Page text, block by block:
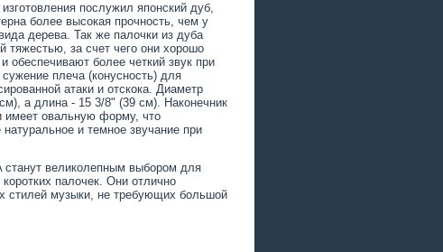
послужил японский дуб,
более высокая прочность, чем у
дерева. Так же палочки из дуба
тяжестью, за счет чего они хорошо
обеспечивают более четкий звук при
плеча (конусность) для
атаки и отскока. Диаметр
а длина - 15 3/8" (39 см). Наконечник
имеет овальную форму, что
и темное звучание при
станут великолепным выбором для
палочек. Они отлично
стилей музыки, не требующих большой